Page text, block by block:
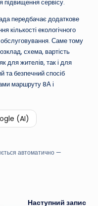
підвищення сервісу.
передбачає додаткове
кількості екологічного
обслуговування. Саме тому
схема, вартість
для жителів, так і для
та безпечний спосіб
маршруту 8А і
(AI)
автоматично —
Наступний запис